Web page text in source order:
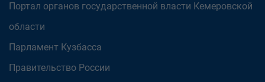
Портал органов государственной власти Кемеровской
области
Парламент Кузбасса
Правительство России